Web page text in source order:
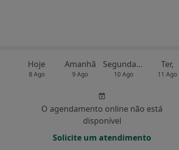
Hoje
8 Ago
Amanhã
9 Ago
Segunda-feira
10 Ago
Ter,
11 Ago
O agendamento online não está
disponível
Solicite um atendimento